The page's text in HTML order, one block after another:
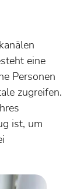
eine
Personen
zugreifen.
ist, um